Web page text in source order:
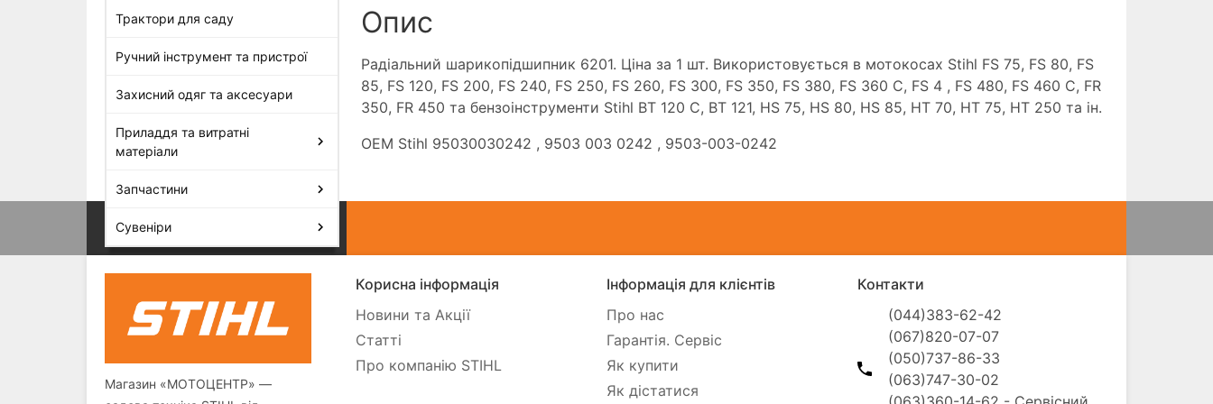
Трактори для саду
Ручний інструмент та пристрої
Захисний одяг та аксесуари
Приладдя та витратні
матеріали
Запчастини
Сувеніри
Опис
Радіальний шарикопідшипник 6201. Ціна за 1 шт. Використовується в мотокосах Stihl FS 75, FS 80, FS
85, FS 120, FS 200, FS 240, FS 250, FS 260, FS 300, FS 350, FS 380, FS 360 C, FS 4 , FS 480, FS 460 C, FR
350, FR 450 та бензоінструменти Stihl BT 120 C, BT 121, HS 75, HS 80, HS 85, HT 70, HT 75, HT 250 та ін.
OEM Stihl 95030030242 , 9503 003 0242 , 9503-003-0242
Магазин «МОТОЦЕНТР» —
Корисна інформація
Новини та Акції
Статті
Про компанію STIHL
Інформація для клієнтів
Про нас
Гарантія. Сервіс
Як купити
Як дістатися
Контакти
(044)383-62-42
(067)820-07-07
(050)737-86-33
(063)747-30-02